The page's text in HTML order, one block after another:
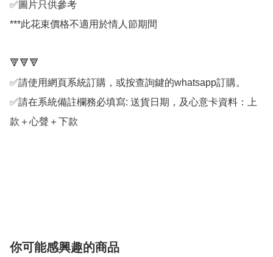
✅圖片只供參考
***此花束價格不適用於情人節期間
🔻🔻🔻
✅請使用網頁系統訂購，或按查詢鍵的whatsapp訂購。
✅請在系統備註欄務必填寫: 送貨日期，及心意卡資料：上
款＋心聲＋下款
你可能感興趣的商品